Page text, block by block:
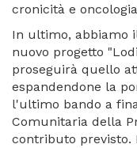
cronicità e
In ultimo, abbiamo
nuovo progetto
proseguirà quello
espandendone la
l'ultimo bando a
Comunitaria della
contributo previsto.